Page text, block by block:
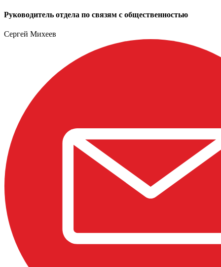
Руководитель отдела по связям с общественностью
Сергей Михеев